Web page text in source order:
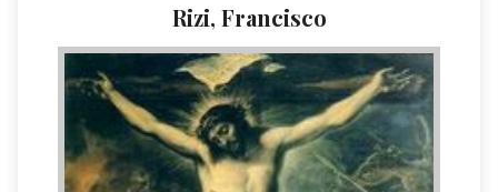
Rizi, Francisco